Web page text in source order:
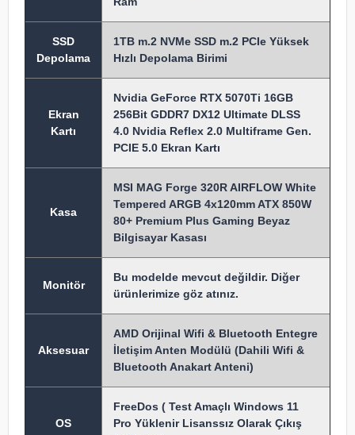
SSD
Depolama
1TB m.2 NVMe SSD m.2 PCIe Yüksek
Hızlı Depolama Birimi
Ekran
Kartı
Nvidia GeForce RTX 5070Ti 16GB
256Bit GDDR7 DX12 Ultimate DLSS
4.0 Nvidia Reflex 2.0 Multiframe Gen.
PCIE 5.0 Ekran Kartı
Kasa
MSI MAG Forge 320R AIRFLOW White
Tempered ARGB 4x120mm ATX 850W
80+ Premium Plus Gaming Beyaz
Bilgisayar Kasası
Monitör
Bu modelde mevcut değildir. Diğer
ürünlerimize göz atınız.
Aksesuar
AMD Orijinal Wifi & Bluetooth Entegre
İletişim Anten Modülü (Dahili Wifi &
Bluetooth Anakart Anteni)
OS
FreeDos ( Test Amaçlı Windows 11
Pro Yüklenir Lisanssız Olarak Çıkış